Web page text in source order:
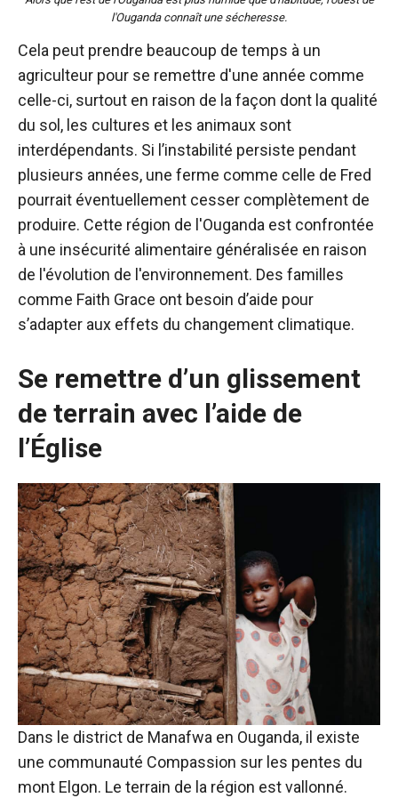
l'Ouganda connaît une sécheresse.
Cela peut prendre beaucoup de temps à un
agriculteur pour se remettre d'une année comme
celle-ci, surtout en raison de la façon dont la qualité
du sol, les cultures et les animaux sont
interdépendants. Si l’instabilité persiste pendant
plusieurs années, une ferme comme celle de Fred
pourrait éventuellement cesser complètement de
produire. Cette région de l'Ouganda est confrontée
à une insécurité alimentaire généralisée en raison
de l'évolution de l'environnement. Des familles
comme Faith Grace ont besoin d’aide pour
s’adapter aux effets du changement climatique.
Se remettre d’un glissement
de terrain avec l’aide de
l’Église
Dans le district de Manafwa en Ouganda, il existe
une communauté Compassion sur les pentes du
mont Elgon. Le terrain de la région est vallonné.